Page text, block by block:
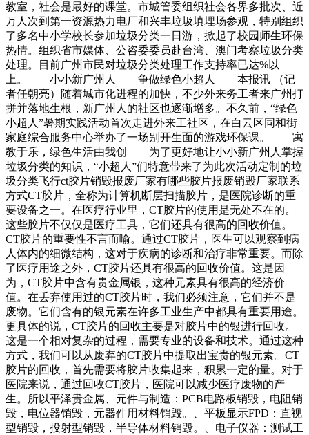
教室，社会是最好的课堂。市城管委组织社会各界多批次、近
万人次到第一资源热力电厂和兴丰垃圾填埋场参观，特别组织
了多名中小学校长参加垃圾分类一日游，掀起了校园师生环保
热情。组织省市媒体、公咨委委员赴台湾、澳门考察垃圾分类
处理。目前广州市民对垃圾分类处理工作支持率已达%以
上。 小小新广州人 争做绿色小超人 本报讯 （记
者任朝亮）随着城市化进程的加快，不少外来务工者来广州打
拼并落地生根，新广州人的社区也逐渐增多。不久前，“绿色
小超人”暑期实践活动首次走进外来工社区，在白云区同和街
家庭综合服务中心举办了一场别开生面的游戏环保课。 寓
教于乐，绿色生活由我创 为了更好地让小小新广州人掌握
垃圾分类的知识，“小超人”们特意带来了为此次活动定制的垃
圾分类飞行ct胶片销毁报废厂家有哪些胶片报废销毁厂家联系
方式CT胶片，全称为计算机断层扫描胶片，是医院诊断的重
要设备之一。在医疗行业里，CT胶片的使用是无处不在的。
这些胶片不仅仅是医疗工具，它们还具有很高的回收价值。
CT胶片的重要性不言而喻。通过CT胶片，医生可以观察到病
人体内的细微结构，这对于疾病的诊断和治疗非常重要。而除
了医疗用途之外，CT胶片还具有很高的回收价值。这是因
为，CT胶片中含有贵金属银，这种元素具有很高的经济价
值。在丢弃使用过的CT胶片时，我们必须注意，它们并不是
废物。它们含有的银元素在许多工业生产中都具有重要用途。
更具体的说，CT胶片的回收主要是对胶片中的银进行回收。
这是一个相对复杂的过程，需要专业的设备和技术。通过这种
方式，我们可以从废弃的CT胶片中提取出宝贵的银元素。CT
胶片的回收，首先需要将胶片收集起来，积累一定的量。对于
医院来说，通过回收CT胶片，医院可以减少医疗废物的产
生。所以平泽贵金属、元件与制造：PCB电路板销毁，电阻销
毁，电位器销毁，元器件用材料销毁。、平板显示FPD：直视
型销毁，投射型销毁，半导体材料销毁。、电子仪器：测试工